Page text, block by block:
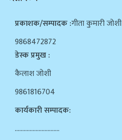
प्रकाशक/सम्पादक :गीता कुमारी जोशी
9868472872
डेस्क प्रमुख :
कैलाश जोशी
9861816704
कार्यकारी सम्पादक:
…………………………